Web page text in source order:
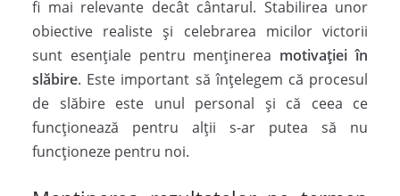
fi mai relevante decât cântarul. Stabilirea unor
obiective realiste și celebrarea micilor victorii
sunt esențiale pentru menținerea motivației în
slăbire. Este important să înțelegem că procesul
de slăbire este unul personal și că ceea ce
funcționează pentru alții s-ar putea să nu
funcționeze pentru noi.